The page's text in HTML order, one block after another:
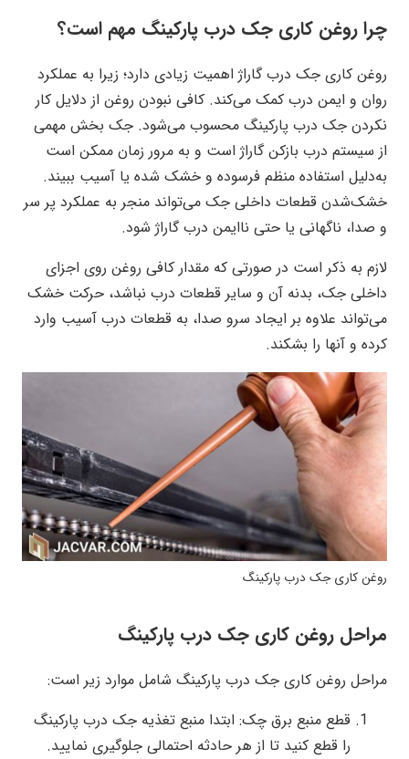
چرا روغن کاری جک درب پارکینگ مهم است؟
روغن کاری جک درب گاراژ اهمیت زیادی دارد؛ زیرا به عملکرد
روان و ایمن درب کمک می‌کند. کافی نبودن روغن از دلایل کار
نکردن جک درب پارکینگ محسوب می‌شود. جک بخش مهمی
از سیستم درب بازکن گاراژ است و به مرور زمان ممکن است
به‌دلیل استفاده منظم فرسوده و خشک شده یا آسیب ببیند.
خشک‌شدن قطعات داخلی جک می‌تواند منجر به عملکرد پر سر
و صدا، ناگهانی یا حتی ناایمن درب گاراژ شود.
لازم به ذکر است در صورتی که مقدار کافی روغن روی اجزای
داخلی جک، بدنه آن و سایر قطعات درب نباشد، حرکت خشک
می‌تواند علاوه بر ایجاد سرو صدا، به قطعات درب آسیب وارد
کرده و آنها را بشکند.
روغن کاری جک درب پارکینگ
مراحل روغن کاری جک درب پارکینگ
مراحل روغن کاری جک درب پارکینگ شامل موارد زیر است:
قطع منبع برق چک: ابتدا منبع تغذیه جک درب پارکینگ
را قطع کنید تا از هر حادثه احتمالی جلوگیری نمایید.